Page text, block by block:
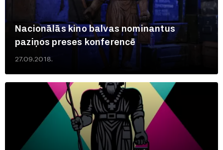
Nacionālās kino balvas nominantus
paziņos preses konferencē
27.09.2018.